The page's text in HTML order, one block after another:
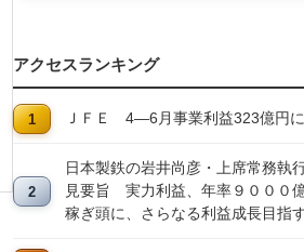
アクセスランキング
ＪＦＥ 4―6月事業利益323億円
日本製鉄の岩井尚彦・上席常務執
見要旨 実力利益、年率９０００
稼ぎ頭に、さらなる利益成長目指